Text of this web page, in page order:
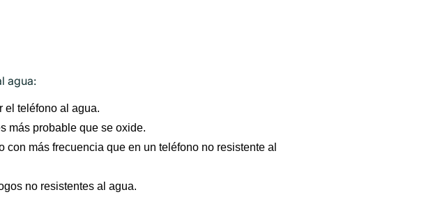
agua:
el teléfono al agua.
más probable que se oxide.
más frecuencia que en un teléfono no resistente al
no resistentes al agua.